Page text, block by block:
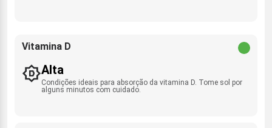
Vitamina D
Alta
Condições ideais para absorção da vitamina D. Tome sol por
alguns minutos com cuidado.